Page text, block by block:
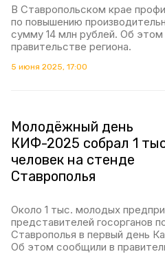
В Ставропольском крае
по повышению
сумму 14 млн рублей. Об
правительстве региона.
5 июня 2025, 17:00
Молодёжный день
КИФ-2025 собрал 1
человек на стенде
Ставрополья
Около 1 тыс. молодых
представителей госорганов
Ставрополья в первый день
Об этом сообщили в